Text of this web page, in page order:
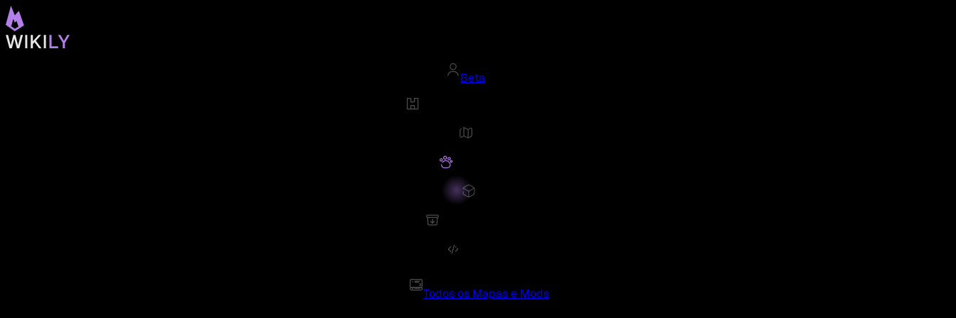
Beta
Todos os Mapas e Mods